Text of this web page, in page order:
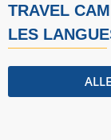
TRAVEL
LES